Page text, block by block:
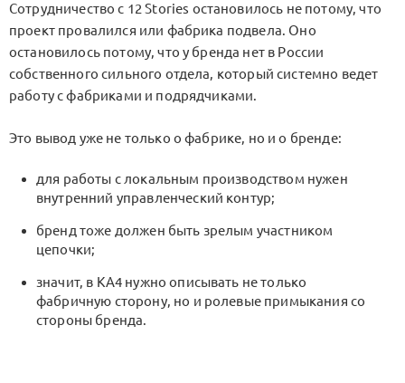
Сотрудничество с 12 Stories остановилось не потому, что
проект провалился или фабрика подвела. Оно
остановилось потому, что у бренда нет в России
собственного сильного отдела, который системно ведет
работу с фабриками и подрядчиками.
Это вывод уже не только о фабрике, но и о бренде:
для работы с локальным производством нужен
внутренний управленческий контур;
бренд тоже должен быть зрелым участником
цепочки;
значит, в KA4 нужно описывать не только
фабричную сторону, но и ролевые примыкания со
стороны бренда.